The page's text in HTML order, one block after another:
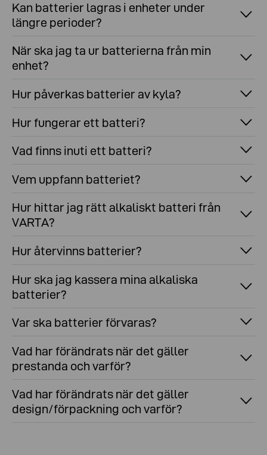
Kan batterier lagras i enheter under
längre perioder?
När ska jag ta ur batterierna från min
enhet?
Hur påverkas batterier av kyla?
Hur fungerar ett batteri?
Vad finns inuti ett batteri?
Vem uppfann batteriet?
Hur hittar jag rätt alkaliskt batteri från
VARTA?
Hur återvinns batterier?
Hur ska jag kassera mina alkaliska
batterier?
Var ska batterier förvaras?
Vad har förändrats när det gäller
prestanda och varför?
Vad har förändrats när det gäller
design/förpackning och varför?